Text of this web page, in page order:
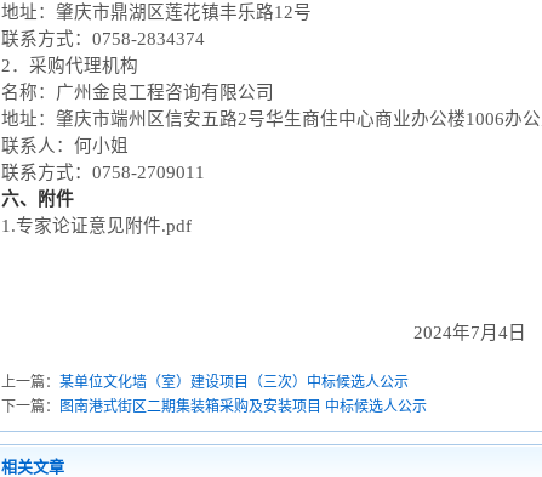
地址：肇庆市鼎湖区莲花镇丰乐路12号
联系方式： 0758-2834374
2．采购代理机构
名称：广州金良工程咨询有限公司
地址：肇庆市端州区信安五路2号华生商住中心商业办公楼1006办
联系人：何小姐
联系方式： 0758-2709011
六、附件
1.专家论证意见附件.pdf
2024年7月 4日
上一篇： 某单位文化墙（室）建设项目（三次）中标候选人公示
下一篇： 图南港式街区二期集装箱采购及安装项目 中标候选人公示
相关文章